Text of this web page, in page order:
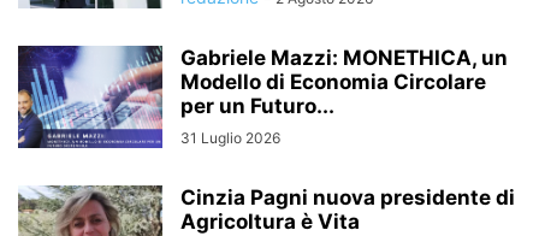
Gabriele Mazzi: MONETHICA, un
Modello di Economia Circolare
per un Futuro...
31 Luglio 2026
Cinzia Pagni nuova presidente di
Agricoltura è Vita